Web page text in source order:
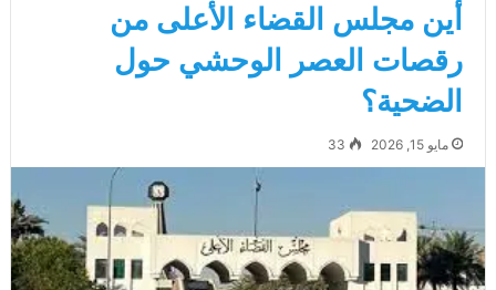
أين مجلس القضاء الأعلى من
رقصات العصر الوحشي حول
الضحية؟
مايو 15, 2026 33